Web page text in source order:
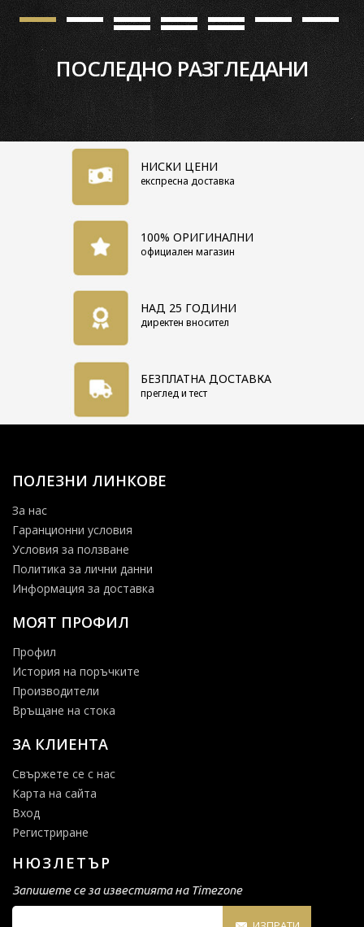
Дата
Да
ПОСЛЕДНО РАЗГЛЕДАНИ
НИСКИ ЦЕНИ
експресна доставка
100% ОРИГИНАЛНИ
официален магазин
НАД 25 ГОДИНИ
директен вносител
БЕЗПЛАТНА ДОСТАВКА
преглед и тест
ПОЛЕЗНИ ЛИНКОВЕ
За нас
Гаранционни условия
Условия за ползване
Политика за лични данни
Информация за доставка
МОЯТ ПРОФИЛ
Профил
История на поръчките
Производители
Връщане на стока
ЗА КЛИЕНТА
Свържете се с нас
Карта на сайта
Вход
Регистриране
НЮЗЛЕТЪР
Запишете се за известията на Timezone